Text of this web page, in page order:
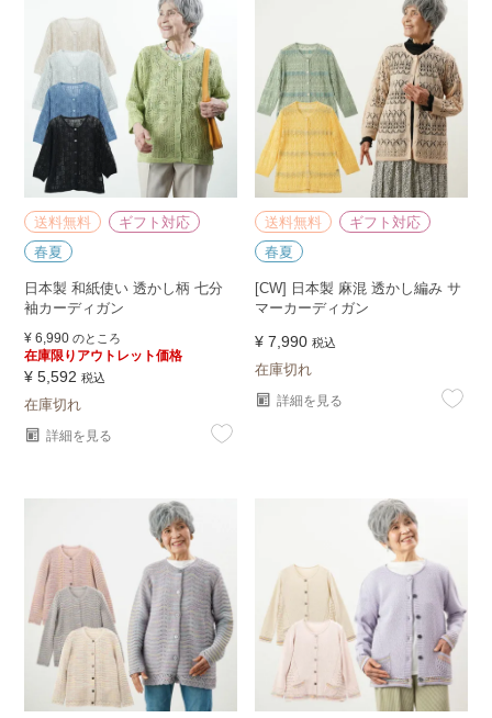
送料無料
ギフト対応
春夏
日本製 和紙使い 透かし柄 七分
袖カーディガン
¥ 6,990 のところ
在庫限りアウトレット価格
¥ 5,592 税込
在庫切れ
詳細を見る
送料無料
ギフト対応
春夏
[CW] 日本製 麻混 透かし編み サ
マーカーディガン
¥ 7,990 税込
在庫切れ
詳細を見る